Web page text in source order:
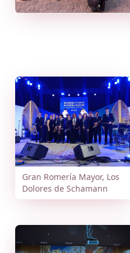
Gran Romería Mayor, Los
Dolores de Schamann